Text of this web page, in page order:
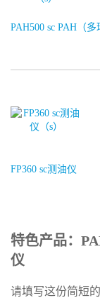
PAH500 sc PAH（
FP360 sc测油仪
特色产品：
仪
请填写这份简短